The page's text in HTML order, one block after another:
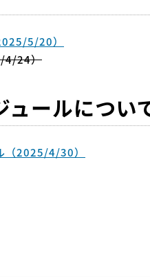
5/20）
4/24）
ュールについ
（2025/4/30）